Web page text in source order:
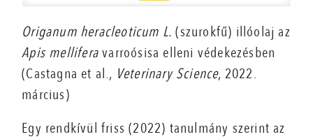
Origanum heracleoticum L. (szurokfű) illóolaj az
Apis melliferavarroósisa elleni védekezésben
(Castagna et al., Veterinary Science, 2022.
március)
Egy rendkívül friss (2022) tanulmány szerint az